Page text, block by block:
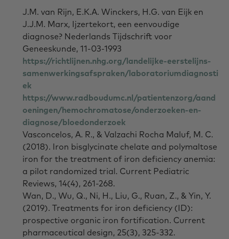
J.M. van Rijn, E.K.A. Winckers, H.G. van Eijk en
J.J.M. Marx, Ijzertekort, een eenvoudige
diagnose? Nederlands Tijdschrift voor
Geneeskunde, 11-03-1993
https://richtlijnen.nhg.org/landelijke-eerstelijns-
samenwerkingsafspraken/laboratoriumdiagnosti
ek
https://www.radboudumc.nl/patientenzorg/aand
oeningen/hemochromatose/onderzoeken-en-
diagnose/bloedonderzoek
Vasconcelos, A. R., & Valzachi Rocha Maluf, M. C.
(2018). Iron bisglycinate chelate and polymaltose
iron for the treatment of iron deficiency anemia:
a pilot randomized trial. Current Pediatric
Reviews, 14(4), 261-268.
Wan, D., Wu, Q., Ni, H., Liu, G., Ruan, Z., & Yin, Y.
(2019). Treatments for iron deficiency (ID):
prospective organic iron fortification. Current
pharmaceutical design, 25(3), 325-332.